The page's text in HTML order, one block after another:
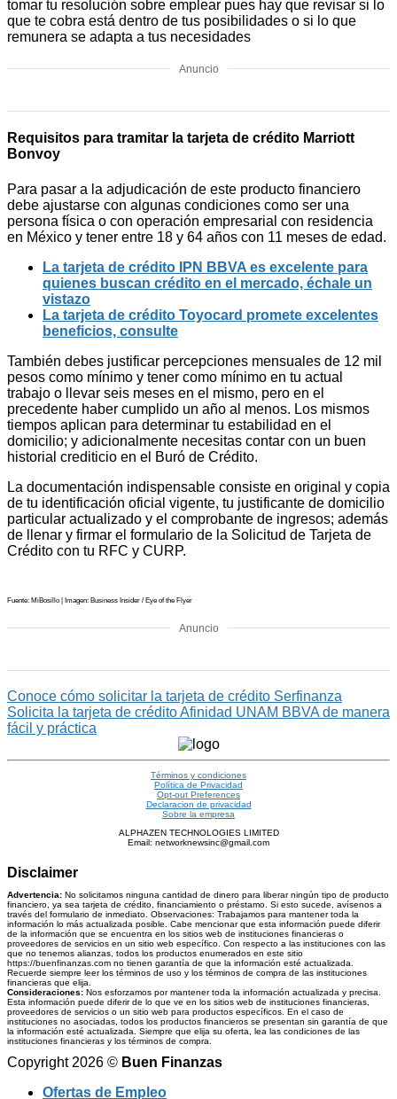
tomar tu resolución sobre emplear pues hay que revisar si lo
que te cobra está dentro de tus posibilidades o si lo que
remunera se adapta a tus necesidades
Anuncio
Requisitos para tramitar la tarjeta de crédito Marriott
Bonvoy
Para pasar a la adjudicación de este producto financiero
debe ajustarse con algunas condiciones como ser una
persona física o con operación empresarial con residencia
en México y tener entre 18 y 64 años con 11 meses de edad.
La tarjeta de crédito IPN BBVA es excelente para
quienes buscan crédito en el mercado, échale un
vistazo
La tarjeta de crédito Toyocard promete excelentes
beneficios, consulte
También debes justificar percepciones mensuales de 12 mil
pesos como mínimo y tener como mínimo en tu actual
trabajo o llevar seis meses en el mismo, pero en el
precedente haber cumplido un año al menos. Los mismos
tiempos aplican para determinar tu estabilidad en el
domicilio; y adicionalmente necesitas contar con un buen
historial crediticio en el Buró de Crédito.
La documentación indispensable consiste en original y copia
de tu identificación oficial vigente, tu justificante de domicilio
particular actualizado y el comprobante de ingresos; además
de llenar y firmar el formulario de la Solicitud de Tarjeta de
Crédito con tu RFC y CURP.
Fuente: MiBosillo | Imagen: Business Insider / Eye of the Flyer
Anuncio
Conoce cómo solicitar la tarjeta de crédito Serfinanza
Solicita la tarjeta de crédito Afinidad UNAM BBVA de manera
fácil y práctica
Términos y condiciones
Política de Privacidad
Opt-out Preferences
Declaracion de privacidad
Sobre la empresa
ALPHAZEN TECHNOLOGIES LIMITED
Email: networknewsinc@gmail.com
Disclaimer
Advertencia: No solicitamos ninguna cantidad de dinero para liberar ningún tipo de producto
financiero, ya sea tarjeta de crédito, financiamiento o préstamo. Si esto sucede, avísenos a
través del formulario de inmediato. Observaciones: Trabajamos para mantener toda la
información lo más actualizada posible. Cabe mencionar que esta información puede diferir
de la información que se encuentra en los sitios web de instituciones financieras o
proveedores de servicios en un sitio web específico. Con respecto a las instituciones con las
que no tenemos alianzas, todos los productos enumerados en este sitio
https://buenfinanzas.com no tienen garantía de que la información esté actualizada.
Recuerde siempre leer los términos de uso y los términos de compra de las instituciones
financieras que elija.
Consideraciones: Nos esforzamos por mantener toda la información actualizada y precisa.
Esta información puede diferir de lo que ve en los sitios web de instituciones financieras,
proveedores de servicios o un sitio web para productos específicos. En el caso de
instituciones no asociadas, todos los productos financieros se presentan sin garantía de que
la información esté actualizada. Siempre que elija su oferta, lea las condiciones de las
instituciones financieras y los términos de compra.
Copyright 2026 © Buen Finanzas
Ofertas de Empleo